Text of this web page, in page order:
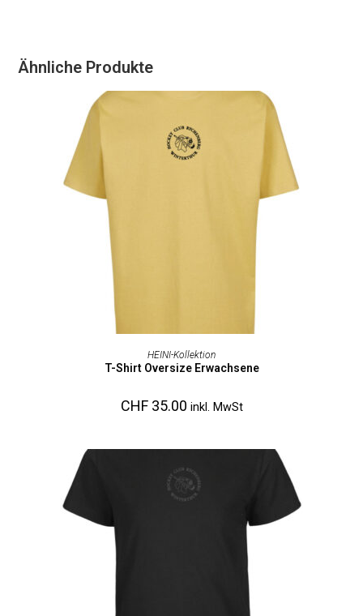
Ähnliche Produkte
AUSFÜHRUNG WÄHLEN
HEINI-Kollektion
T-Shirt Oversize Erwachsene
CHF35.00 inkl. MwSt